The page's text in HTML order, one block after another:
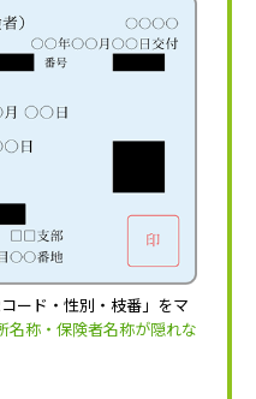
ード・性別・枝番」をマ
名称・保険者名称が隠れな